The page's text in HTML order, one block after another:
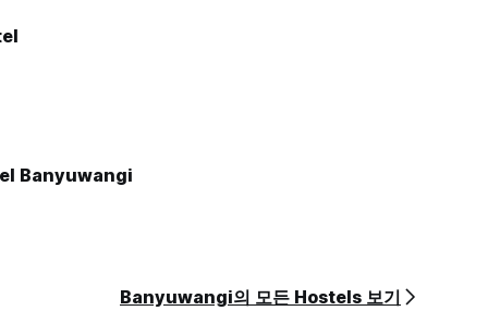
Banyuwangi
Banyuwangi의 모든 Hostels 보기